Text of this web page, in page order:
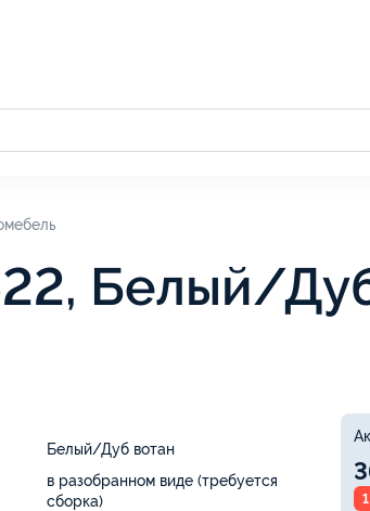
Белый/
Белый/Дуб вотан
в разобранном виде (требуется
сборка)